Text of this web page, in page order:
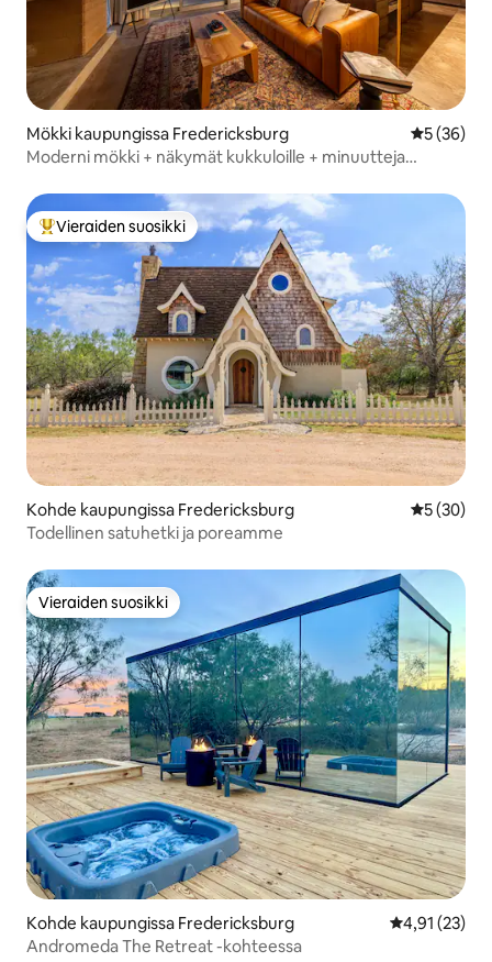
Mökki kaupungissa Fredericksburg
5 (36)
Moderni mökki + näkymät kukkuloille + minuutteja
Vieraiden suosikkien parhaimmistoa
Vieraiden suosikki
Kohde kaupungissa Fredericksburg
5 (30)
Todellinen satuhetki ja poreamme
Vieraiden suosikki
Vieraiden suosikki
Kohde kaupungissa Fredericksburg
4,91 (23)
Andromeda The Retreat -kohteessa